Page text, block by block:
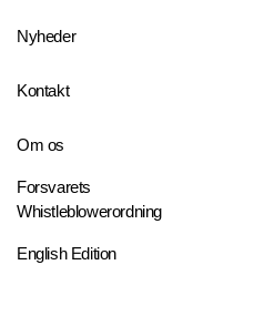
Nyheder
Kontakt
Om os
Forsvarets
Whistleblowerordning
English Edition